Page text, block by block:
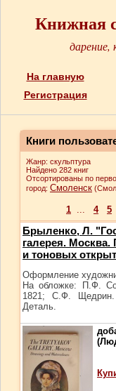
Книжная
дарение,
На главную
Регистрация
Книги
Жанр: скульптура
Найдено 282 книг
Отсортированы по
город: Смоленск
1 ... 4 5
Брыленко, Л.
галерея. Москва.
и тоновых
Оформление
На обложке: П.Ф.
1821; С.Ф. Щедрин.
Деталь.